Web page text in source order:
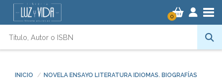
0
INICIO
NOVELA ENSAYO LITERATURA IDIOMAS. BIOGRAFÍAS